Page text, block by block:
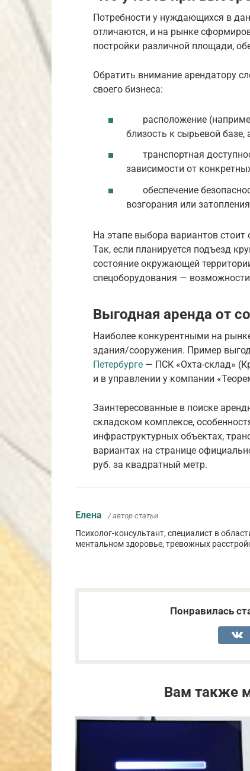
Потребности у нуждающихся в
отличаются, и на рынке
постройки различной площади,
Обратить внимание арендатору
своего бизнеса:
расположение
близость к сырьевой
транспортная
зависимости от
обеспечение
возгорания или
На этапе выбора вариантов
Так, если планируется подъезд
состояние окружающей
спецоборудования —
Выгодная аренда от
Наиболее конкурентными на
здания/сооружения. Пример
Петербурге — ПСК «Охта-склад»
и в управлении у компании
Заинтересованные в поиске
складском комплексе,
инфраструктурных объектах,
вариантах на странице
руб. за квадратный метр.
Елена / автор статьи
Психолог-консультант, специалист в
ментальном здоровье, тревожных
Понравилась
Вам также